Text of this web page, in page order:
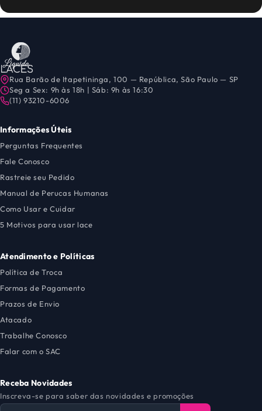
Rua Barão de Itapetininga, 100 — República, São Paulo — SP
Seg a Sex: 9h às 18h | Sáb: 9h às 16:30
(11) 93210-6006
Informações Úteis
Perguntas Frequentes
Fale Conosco
Rastreie seu Pedido
Manual de Perucas Humanas
Como Usar e Cuidar
5 Motivos para usar lace
Atendimento e Políticas
Política de Troca
Formas de Pagamento
Prazos de Envio
Atacado
Trabalhe Conosco
Falar com o SAC
Receba Novidades
Inscreva-se para saber das novidades e promoções